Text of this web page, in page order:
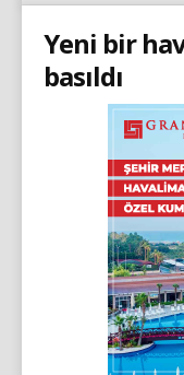
Yeni bir
basıldı